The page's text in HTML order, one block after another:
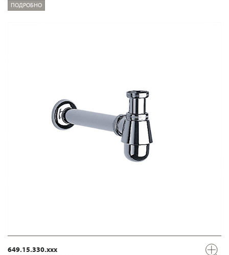
ПОДРОБНО
649.15.330.xxx